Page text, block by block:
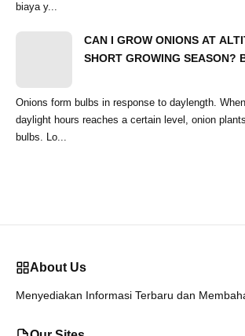
biaya y...
CAN I GROW ONIONS AT
SHORT GROWING SEASON?
Onions form bulbs in response to daylength.
daylight hours reaches a certain level, onion
bulbs. Lo...
About Us
Menyediakan Informasi Terbaru dan